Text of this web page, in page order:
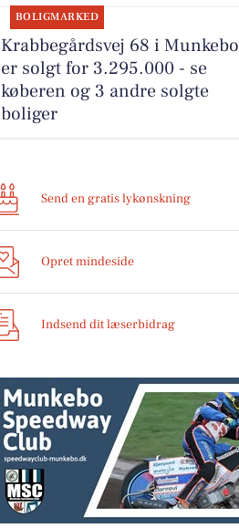
BOLIGMARKED
Krabbegårdsvej 68 i Munkebo
er solgt for 3.295.000 - se
køberen og 3 andre solgte
boliger
Send en gratis lykønskning
Opret mindeside
Indsend dit læserbidrag